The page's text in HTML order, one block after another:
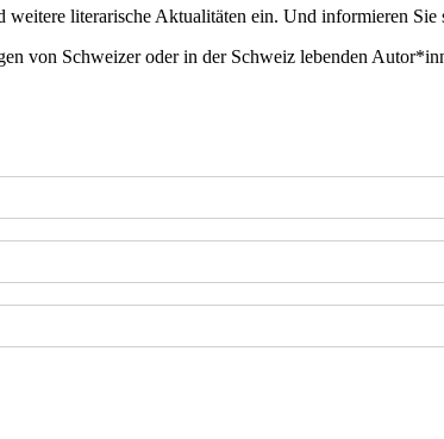
weitere literarische Aktualitäten ein. Und informieren
von Schweizer oder in der Schweiz lebenden